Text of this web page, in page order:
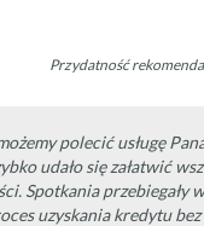
Przydatność
polecić usługę
udało się załatwić
Spotkania przebiegały
uzyskania kredytu